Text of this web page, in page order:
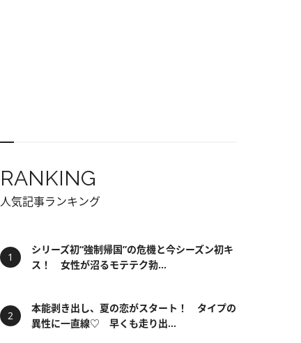
RANKING
人気記事ランキング
シリーズ初“強制帰国”の危機と今シーズン初キ
ス！ 女性が沼るモテテク勃...
本能剥き出し、夏の恋がスタート！ タイプの
異性に一直線♡ 早くも走り出...